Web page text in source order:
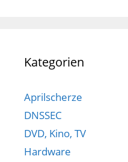
Kategorien
Aprilscherze
DNSSEC
DVD, Kino, TV
Hardware